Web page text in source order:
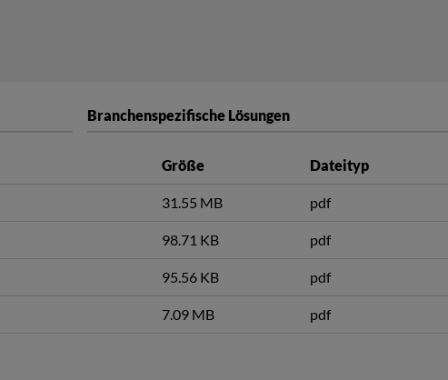
Branchenspezifische Lösungen
Größe Dateityp
31.55 MB pdf
98.71 KB pdf
95.56 KB pdf
7.09 MB pdf